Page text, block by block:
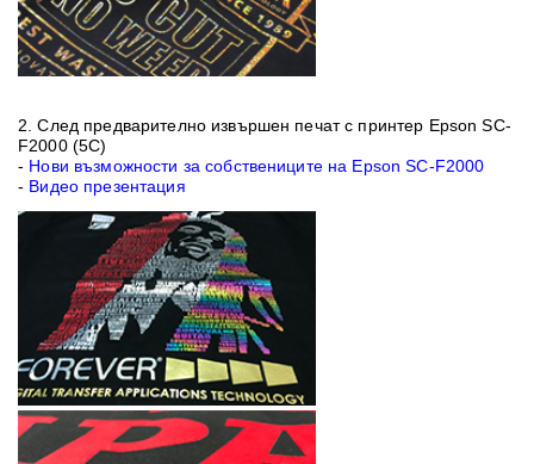
2. След предварително извършен печат с принтер Epson SC-
F2000 (5C)
- Нови възможности за собствениците на Epson SC-F2000
- Видео презентация